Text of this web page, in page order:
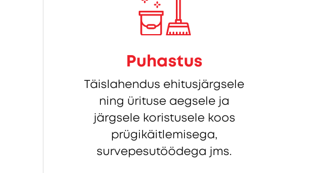
Puhastus
Täislahendus ehitusjärgsele
ning ürituse aegsele ja
järgsele koristusele koos
prügikäitlemisega,
survepesutöödega jms.